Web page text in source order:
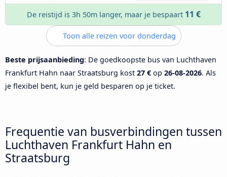
De reistijd is 3h 50m langer, maar je bespaart 11 €
Toon alle reizen voor donderdag
Beste prijsaanbieding: De goedkoopste bus van Luchthaven
Frankfurt Hahn naar Straatsburg kost 27 € op 26-08-2026. Als
je flexibel bent, kun je geld besparen op je ticket.
Frequentie van busverbindingen tussen
Luchthaven Frankfurt Hahn en
Straatsburg